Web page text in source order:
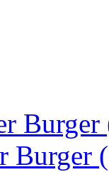
Burger
Burger